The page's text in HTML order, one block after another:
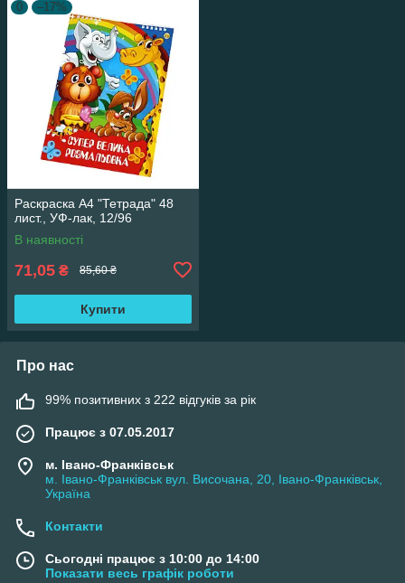
0 –17%
Раскраска А4 "Тетрада" 48
лист., УФ-лак, 12/96
В наявності
71,05 ₴ 85,60 ₴
Купити
Про нас
99% позитивних з 222 відгуків за рік
Працює з 07.05.2017
м. Івано-Франківськ
м. Івано-Франківськ вул. Височана, 20, Івано-Франківськ,
Україна
Контакти
Сьогодні працює з 10:00 до 14:00
Показати весь графік роботи